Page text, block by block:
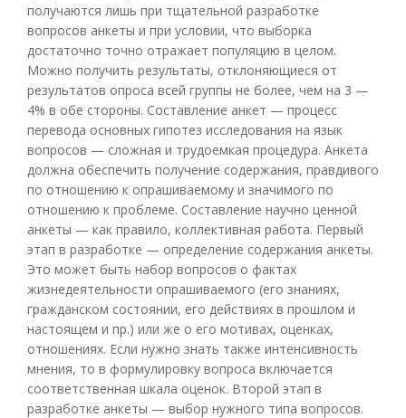
получаются лишь при тщательной разработке
вопросов анкеты и при условии, что выборка
достаточно точно отражает популяцию в целом.
Можно получить результаты, отклоняющиеся от
результатов опроса всей группы не более, чем на 3 —
4% в обе стороны. Составление анкет — процесс
перевода основных гипотез исследования на язык
вопросов — сложная и трудоемкая процедура. Анкета
должна обеспечить получение содержания, правдивого
по отношению к опрашиваемому и значимого по
отношению к проблеме. Составление научно ценной
анкеты — как правило, коллективная работа. Первый
этап в разработке — определение содержания анкеты.
Это может быть набор вопросов о фактах
жизнедеятельности опрашиваемого (его знаниях,
гражданском состоянии, его действиях в прошлом и
настоящем и пр.) или же о его мотивах, оценках,
отношениях. Если нужно знать также интенсивность
мнения, то в формулировку вопроса включается
соответственная шкала оценок. Второй этап в
разработке анкеты — выбор нужного типа вопросов.